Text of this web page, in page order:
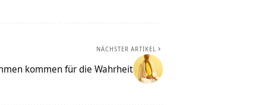
NÄCHSTER ARTIKEL
kommen für die Wahrheit